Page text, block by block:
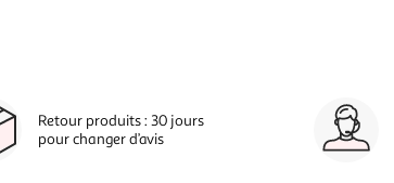
Retour produits : 30 jours
pour changer d’avis